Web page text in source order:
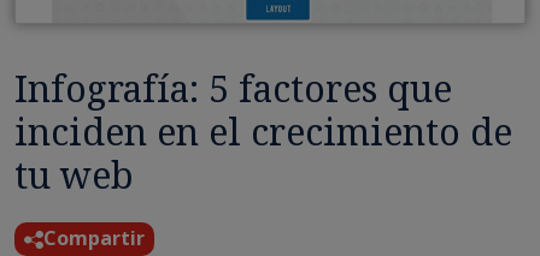
Infografía: 5 factores que
inciden en el crecimiento de
tu web
Compartir